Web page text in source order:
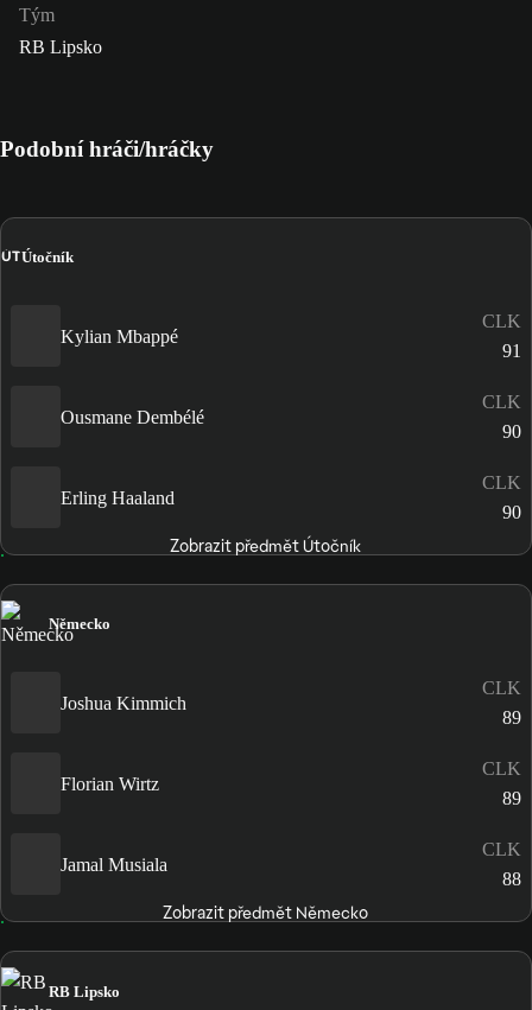
Tým
RB Lipsko
Podobní hráči/hráčky
ÚTÚtočník
Kylian Mbappé
CLK
91
Ousmane Dembélé
CLK
90
Erling Haaland
CLK
90
Zobrazit předmět Útočník
Německo
Joshua Kimmich
CLK
89
Florian Wirtz
CLK
89
Jamal Musiala
CLK
88
Zobrazit předmět Německo
RB Lipsko